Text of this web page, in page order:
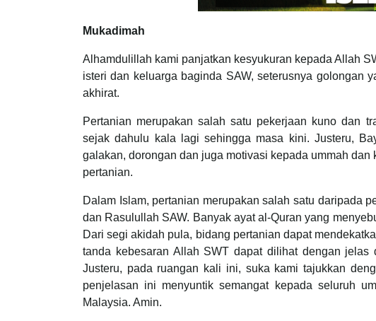
Mukadimah
Alhamdulillah kami panjatkan kesyukuran kepada Allah
isteri dan keluarga baginda SAW, seterusnya golongan
akhirat.
Pertanian merupakan salah satu pekerjaan kuno dan
sejak dahulu kala lagi sehingga masa kini. Justeru,
galakan, dorongan dan juga motivasi kepada ummah
pertanian.
Dalam Islam, pertanian merupakan salah satu daripada
dan Rasulullah SAW. Banyak ayat al-Quran yang
Dari segi akidah pula, bidang pertanian dapat
tanda kebesaran Allah SWT dapat dilihat dengan jelas
Justeru, pada ruangan kali ini, suka kami tajukkan
penjelasan ini menyuntik semangat kepada seluruh
Malaysia. Amin.